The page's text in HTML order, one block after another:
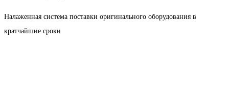
Налаженная система поставки оригинального оборудования в
кратчайшие сроки